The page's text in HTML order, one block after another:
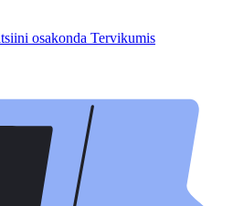
osakonda Tervikumis